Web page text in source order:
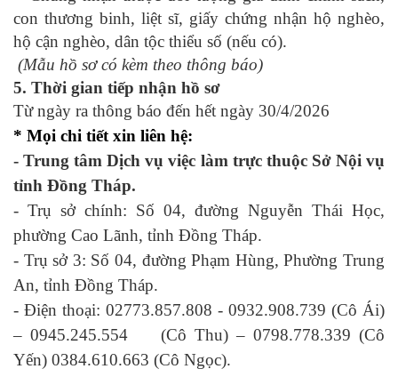
con thương binh, liệt sĩ, giấy chứng nhận hộ nghèo,
hộ cận nghèo, dân tộc thiểu số (nếu có).
(Mẫu hồ sơ có kèm theo thông báo)
5. Thời gian tiếp nhận hồ sơ
Từ ngày ra thông báo đến hết ngày 30/4/2026
* Mọi chi tiết xin liên hệ:
- Trung tâm Dịch vụ việc làm trực thuộc Sở Nội vụ
tỉnh Đồng Tháp.
- Trụ sở chính: Số 04, đường Nguyễn Thái Học,
phường Cao Lãnh, tỉnh Đồng Tháp.
- Trụ sở 3: Số 04, đường Phạm Hùng, Phường Trung
An, tỉnh Đồng Tháp.
- Điện thoại: 02773.857.808 - 0932.908.739 (Cô Ái)
– 0945.245.554 (Cô Thu) – 0798.778.339 (Cô
Yến) 0384.610.663 (Cô Ngọc).